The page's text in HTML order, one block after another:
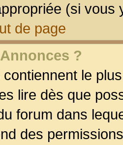
(si vous
de page
?
contiennent le
lire dès que
forum dans
des